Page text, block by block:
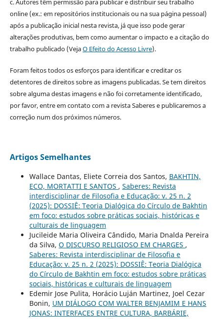
c. Autores têm permissão para publicar e distribuir seu trabalho
online (ex.: em repositórios institucionais ou na sua página pessoal)
após a publicação inicial nesta revista, já que isso pode gerar
alterações produtivas, bem como aumentar o impacto e a citação do
trabalho publicado (VejaO Efeito do Acesso Livre).
Foram feitos todos os esforços para identificar e creditar os
detentores de direitos sobre as imagens publicadas. Se tem direitos
sobre alguma destas imagens e não foi corretamente identificado,
por favor, entre em contato com a revista Saberes e publicaremos a
correção num dos próximos números.
Artigos Semelhantes
Wallace Dantas, Eliete Correia dos Santos, BAKHTIN,
ECO, MORTATTI E SANTOS , Saberes: Revista
interdisciplinar de Filosofia e Educação: v. 25 n. 2
(2025): DOSSIÊ: Teoria Dialógica do Círculo de Bakhtin
em foco: estudos sobre práticas sociais, históricas e
culturais de linguagem
Jucileide Maria Oliveira Cândido, Maria Dnalda Pereira
da Silva, O DISCURSO RELIGIOSO EM CHARGES ,
Saberes: Revista interdisciplinar de Filosofia e
Educação: v. 25 n. 2 (2025): DOSSIÊ: Teoria Dialógica
do Círculo de Bakhtin em foco: estudos sobre práticas
sociais, históricas e culturais de linguagem
Edemir Jose Pulita, Horácio Luján Martinez, Joel Cezar
Bonin, UM DIÁLOGO COM WALTER BENJAMIM E HANS
JONAS: INTERFACES ENTRE CULTURA, BARBÁRIE,